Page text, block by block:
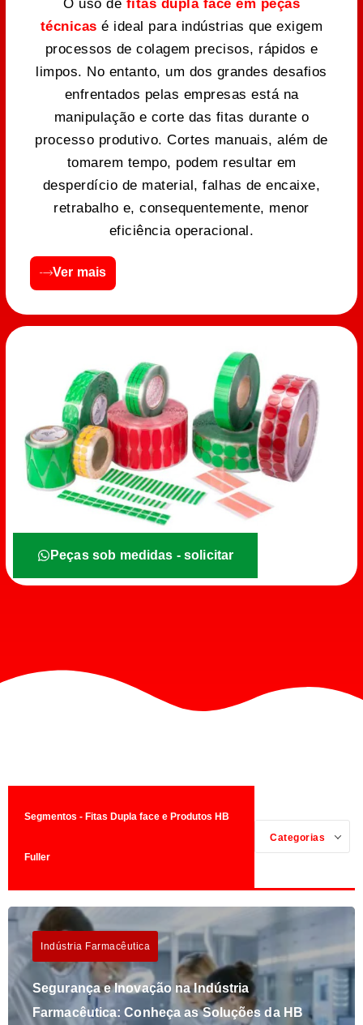
O uso de fitas dupla face em peças
técnicas é ideal para indústrias que exigem
processos de colagem precisos, rápidos e
limpos. No entanto, um dos grandes desafios
enfrentados pelas empresas está na
manipulação e corte das fitas durante o
processo produtivo. Cortes manuais, além de
tomarem tempo, podem resultar em
desperdício de material, falhas de encaixe,
retrabalho e, consequentemente, menor
eficiência operacional.
Ver mais
Peças sob medidas - solicitar
Segmentos - Fitas Dupla face e Produtos HB
Fuller
Categorias
Indústria Farmacêutica
Segurança e Inovação na Indústria
Farmacêutica: Conheça as Soluções da HB